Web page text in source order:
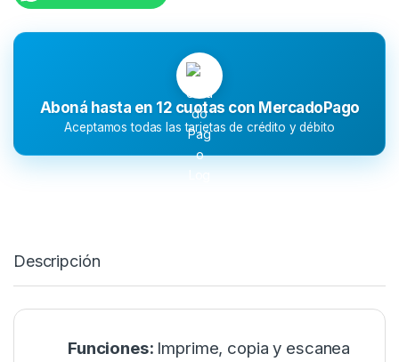
Aboná hasta en 12 cuotas con MercadoPago
Aceptamos todas las tarjetas de crédito y débito
Descripción
Funciones: Imprime, copia y escanea